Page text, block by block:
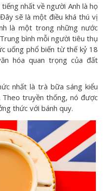
nhất về người Anh là họ
sẽ là một điều khá thú vị
là một trong những nước
bình mỗi người tiêu thụ
uống phổ biến từ thế kỷ 18
hóa quan trọng của đất
nhất là trà bữa sáng kiểu
truyền thống, nó được
thức với bánh quy.